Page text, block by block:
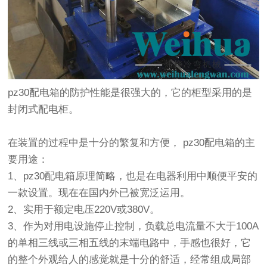
pz30配电箱的防护性能是很强大的，它的柜型采用的是
封闭式配电柜。
在装置的过程中是十分的繁复和方便， pz30配电箱的主
要用途：
1、pz30配电箱原理简略，也是在电器利用中顺便平安的
一款设置。现在在国内外已被宽泛运用。
2、实用于额定电压220V或380V。
3、作为对用电设施停止控制，负载总电流量不大于100A
的单相三线或三相五线的末端电路中，手感也很好，它
的整个外观给人的感觉就是十分的舒适，经常组成局部